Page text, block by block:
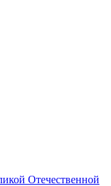
Отечественной